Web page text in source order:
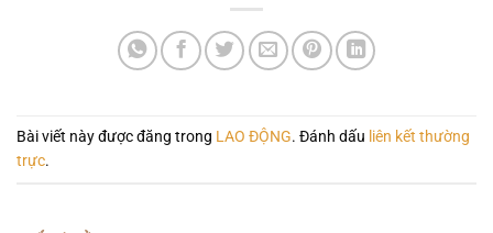
Bài viết này được đăng trong LAO ĐỘNG. Đánh dấu liên kết thường
trực.